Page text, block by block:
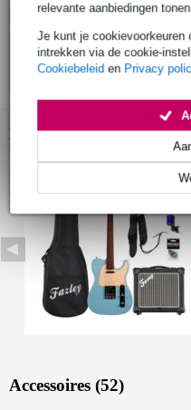
relevante aanbiedingen
Je kunt je cookievoorkeuren
intrekken via de cookie-
Cookiebeleid en Privacy
Bekijk ook eens (4)
Bekijk ook eens (1)
Accessoires (52)